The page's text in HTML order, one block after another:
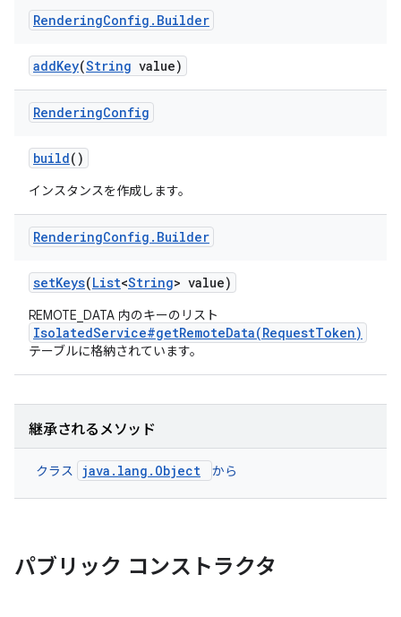
RenderingConfig . Builder
addKey(String value)
RenderingConfig
build()
インスタンスを作成します。
RenderingConfig . Builder
setKeys(List<String> value)
REMOTE_DATA 内のキーのリスト
IsolatedService#getRemoteData(RequestToken)
テーブルに格納されています。
継承されるメソッド
クラス java.lang.Object から
パブリック コンストラクタ